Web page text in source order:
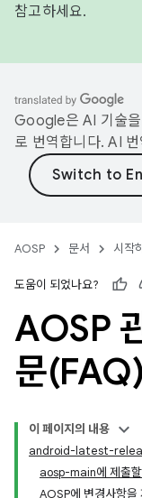
참고하세요.
Google은 AI 기술을
로 번역합니다. AI
AOSP 문서 시작
도움이 되었나요?
AOSP
문(FAQ)
이 페이지의 내용
android-latest-
aosp-main에 제출
AOSP에 변경사항을